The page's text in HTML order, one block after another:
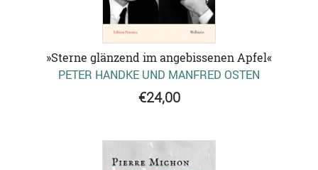
»Sterne glänzend im angebissenen Apfel«
PETER HANDKE UND MANFRED OSTEN
€24,00